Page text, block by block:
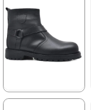
3.879,90 ₺
%42İndirim
Ücretsiz
Kargo